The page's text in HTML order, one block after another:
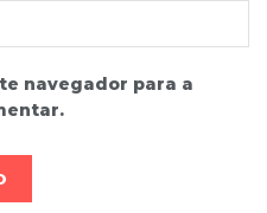
navegador para a